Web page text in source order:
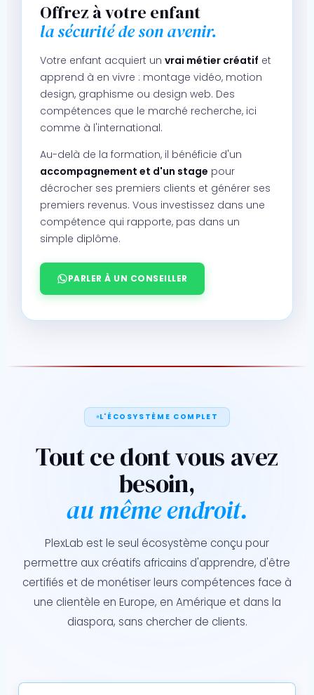
Offrez à votre enfant
la sécurité de son avenir.
Votre enfant acquiert un vrai métier créatif et
apprend à en vivre : montage vidéo, motion
design, graphisme ou design web. Des
compétences que le marché recherche, ici
comme à l'international.
Au-delà de la formation, il bénéficie d'un
accompagnement et d'un stage pour
décrocher ses premiers clients et générer ses
premiers revenus. Vous investissez dans une
compétence qui rapporte, pas dans un
simple diplôme.
PARLER À UN CONSEILLER